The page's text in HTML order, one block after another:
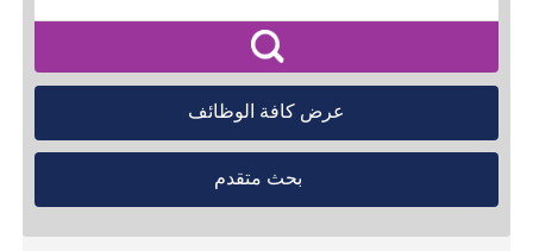
عرض كافة الوظائف
بحث متقدم